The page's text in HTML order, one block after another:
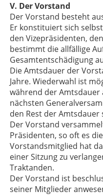
V. Der Vorstand
Der Vorstand besteht
Er konstituiert sich
den Vizepräsidenten,
bestimmt die allfällige
Gesamtentschädigung
Die Amtsdauer der
Jahre. Wiederwahl ist
während der Amtsdauer
nächsten
den Rest der Amtsdauer
Der Vorstand
Präsidenten, so oft es
Vorstandsmitglied hat
einer Sitzung zu
Traktanden.
Der Vorstand ist
seiner Mitglieder